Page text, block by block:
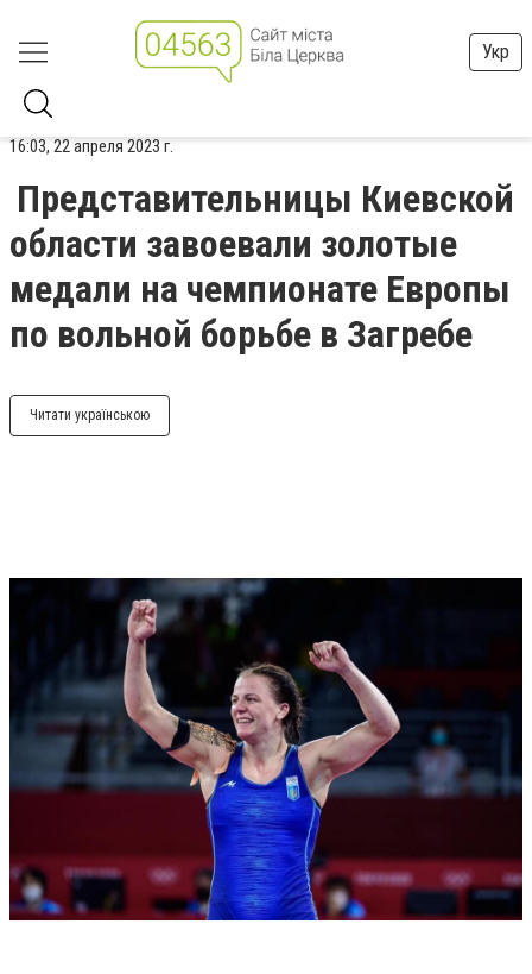
Укр
16:03, 22 апреля 2023 г.
Представительницы Киевской
области завоевали золотые
медали на чемпионате Европы
по вольной борьбе в Загребе
Читати українською